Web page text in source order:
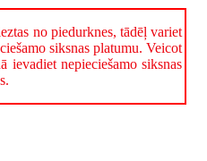
no piedurknes, tādēļ variet
siksnas platumu. Veicot
ievadiet nepieciešamo siksnas